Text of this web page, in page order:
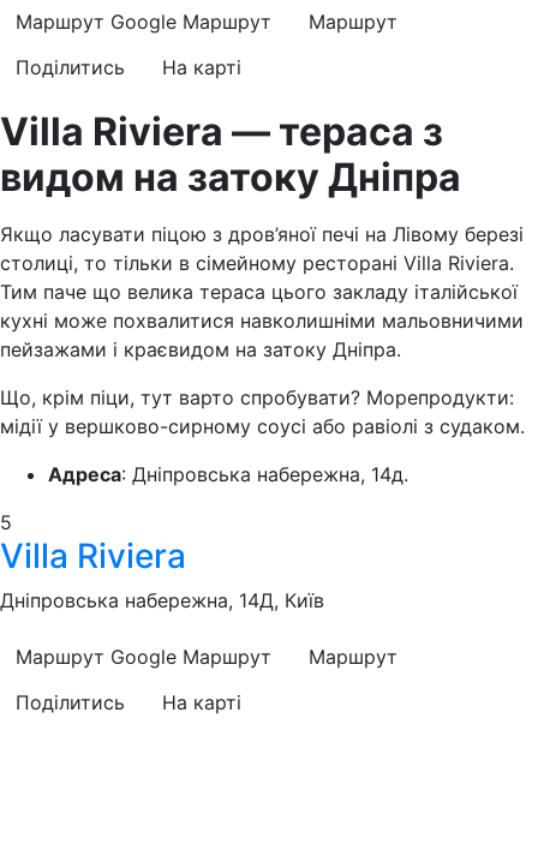
Маршрут Google Маршрут
Маршрут
Поділитись
На карті
Villa Riviera — тераса з
видом на затоку Дніпра
Якщо ласувати піцою з дров’яної печі на Лівому березі
столиці, то тільки в сімейному ресторані Villa Riviera.
Тим паче що велика тераса цього закладу італійської
кухні може похвалитися навколишніми мальовничими
пейзажами і краєвидом на затоку Дніпра.
Що, крім піци, тут варто спробувати? Морепродукти:
мідії у вершково-сирному соусі або равіолі з судаком.
Адреса: Дніпровська набережна, 14д.
5
Villa Riviera
Дніпровська набережна, 14Д, Київ
Маршрут Google Маршрут
Маршрут
Поділитись
На карті